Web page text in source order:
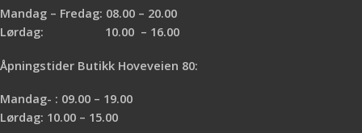
Mandag – Fredag: 08.00 – 20.00
Lørdag: 10.00 – 16.00
Åpningstider Butikk Hoveveien 80:
Mandag- : 09.00 – 19.00
Lørdag: 10.00 – 15.00